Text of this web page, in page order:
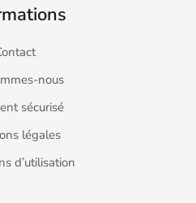
nous
sécurisé
légales
d’utilisation